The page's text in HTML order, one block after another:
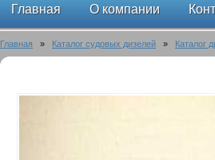
Главная О компании
Главная » Каталог судовых дизелей » Каталог